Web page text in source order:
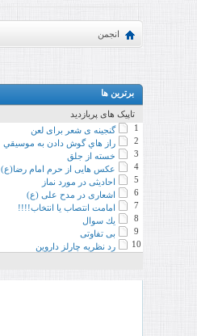
انجمن
برترین ها
تاپیک های پربازدید
1
گنجینه ی شعر برای لعن
2
راز هاي گوش دادن به موسيقي
3
خسته از جلق
4
عکس هایی از حرم امام رضا(ع)
5
احادیثی در مورد نماز
6
اشعاری در مدح علی (ع)
7
امامت انتصاب یا انتخاب!!!!
8
يك سوال
9
بی تفاوتی
10
رد نظریه چارلز داروین